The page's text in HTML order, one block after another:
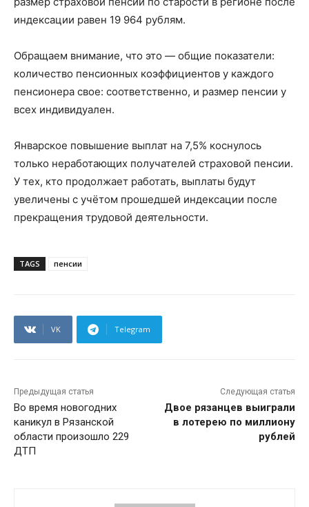
индексации равен 19 964 рублям.
Обращаем внимание, что это — общие показатели:
количество пенсионных коэффициентов у каждого
пенсионера свое: соответственно, и размер пенсии у
всех индивидуален.
Январское повышение выплат на 7,5% коснулось
только неработающих получателей страховой пенсии.
У тех, кто продолжает работать, выплаты будут
увеличены с учётом прошедшей индексации после
прекращения трудовой деятельности.
TAGS пенсии
VK Telegram
Предыдущая статья
Во время новогодних
каникул в Рязанской
области произошло 229
ДТП
Следующая статья
Двое рязанцев выиграли
в лотерею по миллиону
рублей